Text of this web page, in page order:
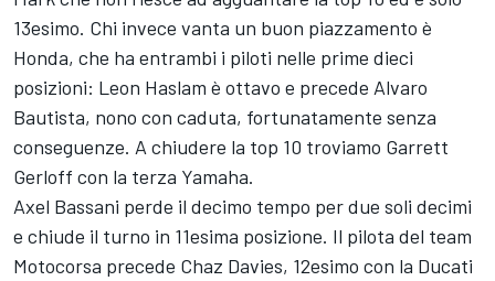
13esimo. Chi invece vanta un buon piazzamento è
Honda, che ha entrambi i piloti nelle prime dieci
posizioni: Leon Haslam è ottavo e precede Alvaro
Bautista, nono con caduta, fortunatamente senza
conseguenze. A chiudere la top 10 troviamo Garrett
Gerloff con la terza Yamaha.
Axel Bassani perde il decimo tempo per due soli decimi
e chiude il turno in 11esima posizione. Il pilota del team
Motocorsa precede Chaz Davies, 12esimo con la Ducati